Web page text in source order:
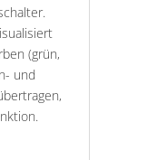
(grün,
und